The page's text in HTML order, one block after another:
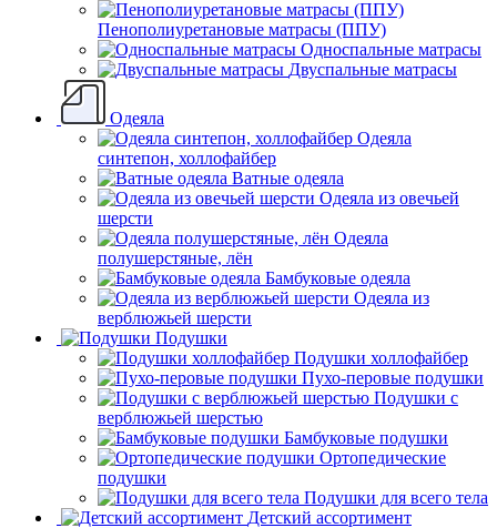
Пенополиуретановые матрасы (ППУ)
Односпальные матрасы
Двуспальные матрасы
Одеяла
Одеяла
синтепон, холлофайбер
Ватные одеяла
Одеяла из овечьей
шерсти
Одеяла
полушерстяные, лён
Бамбуковые одеяла
Одеяла из
верблюжьей шерсти
Подушки
Подушки холлофайбер
Пухо-перовые подушки
Подушки с
верблюжьей шерстью
Бамбуковые подушки
Ортопедические
подушки
Подушки для всего тела
Детский ассортимент